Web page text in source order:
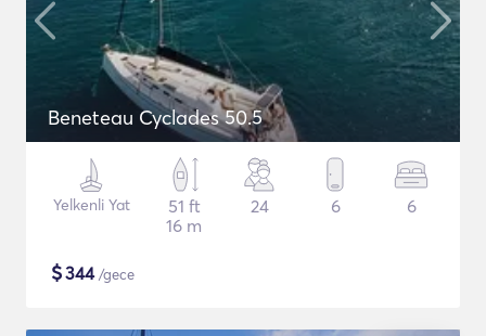
Beneteau Cyclades 50.5
Yelkenli Yat
51 ft
16 m
24 6 6
$344/gece